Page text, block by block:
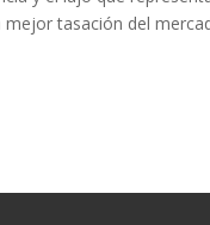
tasación del